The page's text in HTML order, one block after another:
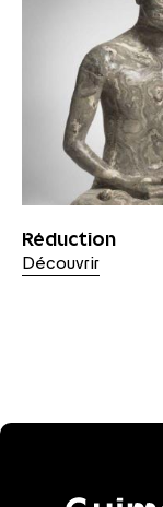
Réduction
Découvrir